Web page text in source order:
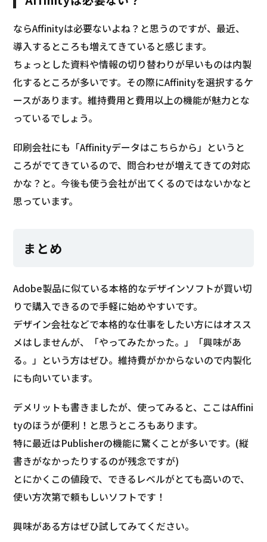
ならAffinityは必要ないよね？と思うのですが、最近、
導入するところも増えてきていると感じます。
ちょっとした資料や情報の切り替わりが早いものは内製
化するところが多いです。その際にAffinityを選択するケ
ースがあります。維持費用と費用以上の機能が魅力とな
っているでしょう。
印刷会社にも「Affinityデータはこちらから」というと
ころがでてきているので、問合わせが増えてきての対応
かな？と。今後も使う会社が出てくるのではないかなと
思っています。
まとめ
Adobe製品に似ている本格的なデザインソフトが買い切
りで購入できるので手軽に始めやすいです。
デザイン会社などで本格的な仕事をしたい方にはオスス
メはしませんが、「やってみたかった。」「興味があ
る。」という方はぜひ。維持費がかからないので内製化
にも向いています。
デメリットも書きましたが、使ってみると、ここはAffini
tyのほうが便利！と思うところもあります。
特に最近はPublisherの機能に驚くことが多いです。(縦
書きがなかったりするのが残念ですが)
とにかくこの値段で、できるレベルがとても高いので、
使い方次第で頼もしいソフトです！
興味がある方はぜひ試してみてください。